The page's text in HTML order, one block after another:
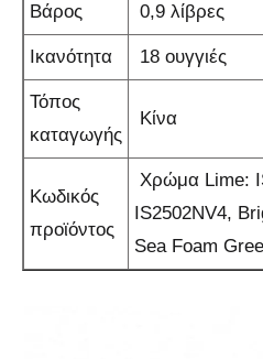
Βάρος 0,9 λίβρες
Ικανότητα 18 ουγγιές
Τόπος
καταγωγής
Κίνα
Κωδικός
προϊόντος
Χρώμα Lime:
IS2502NV4,
Sea Foam